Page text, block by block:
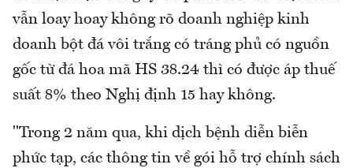
vẫn loay hoay không rõ doanh nghiệp kinh
doanh bột đá vôi trắng có tráng phủ có nguồn
gốc từ đá hoa mã HS 38.24 thì có được áp thuế
suất 8% theo Nghị định 15 hay không.
"Trong 2 năm qua, khi dịch bệnh diễn biễn
phức tạp, các thông tin về gói hỗ trợ chính sách